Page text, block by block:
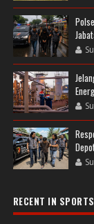
RECENT IN SPORTS